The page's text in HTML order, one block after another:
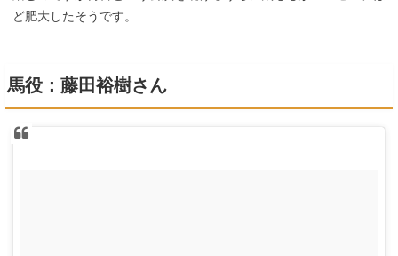
ど肥大したそうです。
馬役：藤田裕樹さん